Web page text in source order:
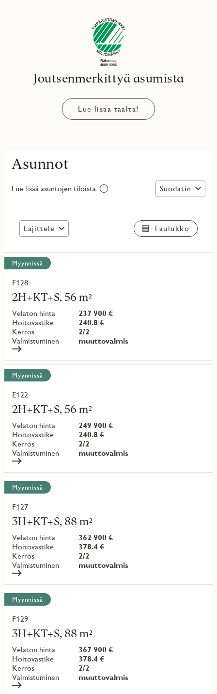
Joutsenmerkittyä asumista
Lue lisää täältä!
Asunnot
Lue lisää asuntojen tiloista Suodatin
Lajittele Taulukko
Näytä
kaikki
kohteet
Myynnissä
F128
2H+KT+S, 56 m²
Velaton hinta
237 900 €
Hoitovastike
240.8 €
Kerros
2/2
Valmistuminen
muuttovalmis
Lue
lisää
kohteesta
Myynnissä
E122
2H+KT+S, 56 m²
Velaton hinta
249 900 €
Hoitovastike
240.8 €
Kerros
2/2
Valmistuminen
muuttovalmis
Lue
lisää
kohteesta
Myynnissä
F127
3H+KT+S, 88 m²
Velaton hinta
362 900 €
Hoitovastike
378.4 €
Kerros
2/2
Valmistuminen
muuttovalmis
Lue
lisää
kohteesta
Myynnissä
F129
3H+KT+S, 88 m²
Velaton hinta
367 900 €
Hoitovastike
378.4 €
Kerros
2/2
Valmistuminen
muuttovalmis
Lue
lisää
kohteesta